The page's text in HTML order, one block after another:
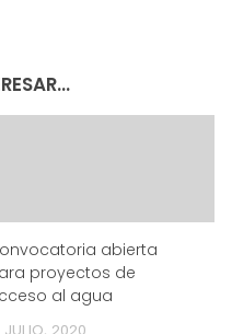
abierta
proyectos de
al agua